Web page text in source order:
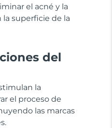
el acné y la
superficie de la
del
la
el proceso de
las marcas